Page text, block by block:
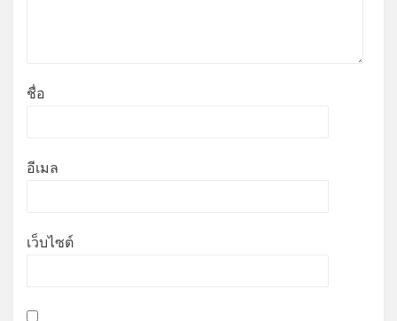
ชื่อ
อีเมล
เว็บไซต์